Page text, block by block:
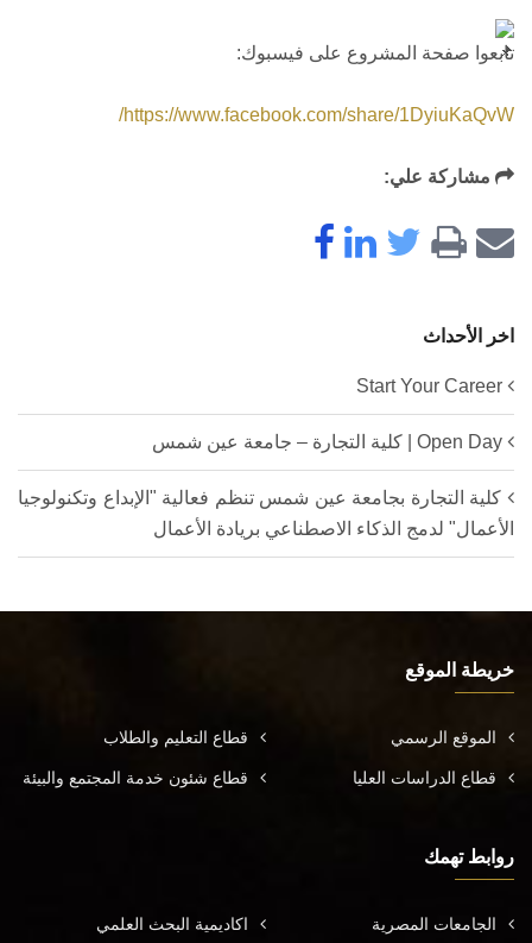
تابعوا صفحة المشروع على فيسبوك:
https://www.facebook.com/share/1DyiuKaQvW/
مشاركة علي:
اخر الأحداث
Start Your Career
Open Day | كلية التجارة – جامعة عين شمس
كلية التجارة بجامعة عين شمس تنظم فعالية "الإبداع وتكنولوجيا
الأعمال" لدمج الذكاء الاصطناعي بريادة الأعمال
خريطة الموقع
الموقع الرسمي قطاع التعليم والطلاب
قطاع الدراسات العليا قطاع شئون خدمة المجتمع والبيئة
روابط تهمك
الجامعات المصرية اكاديمية البحث العلمي